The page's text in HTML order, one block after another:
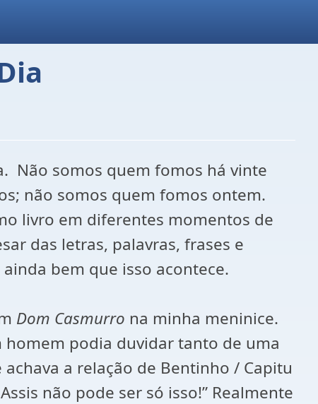
Não somos quem fomos há vinte
não somos quem fomos ontem.
livro em diferentes momentos de
das letras, palavras, frases e
bem que isso acontece.
Dom Casmurro na minha meninice.
homem podia duvidar tanto de uma
a relação de Bentinho / Capitu
não pode ser só isso!” Realmente